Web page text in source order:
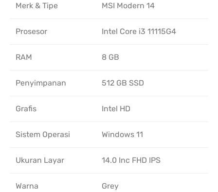
Merk & Tipe MSI Modern 14
Prosesor Intel Core i3 11115G4
RAM 8 GB
Penyimpanan 512 GB SSD
Grafis Intel HD
Sistem Operasi Windows 11
Ukuran Layar 14.0 Inc FHD IPS
Warna Grey